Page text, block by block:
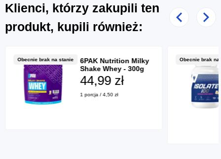
Klienci, którzy zakupili ten
produkt, kupili również:
Poprzedni
Obecnie brak na stanie
6PAK Nutrition Milky
Shake Whey - 300g
44,99 zł
1 porcja / 4,50 zł
Obecnie brak na